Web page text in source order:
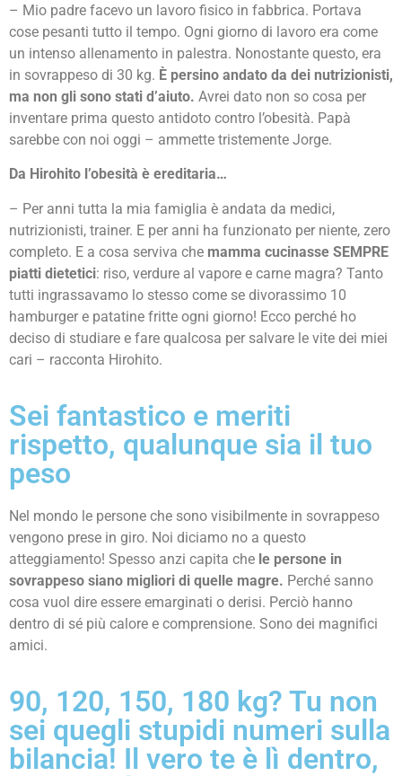
– Mio padre facevo un lavoro fisico in fabbrica. Portava
cose pesanti tutto il tempo. Ogni giorno di lavoro era come
un intenso allenamento in palestra. Nonostante questo, era
in sovrappeso di 30 kg. È persino andato da dei nutrizionisti,
ma non gli sono stati d’aiuto. Avrei dato non so cosa per
inventare prima questo antidoto contro l’obesità. Papà
sarebbe con noi oggi – ammette tristemente Jorge.
Da Hirohito l’obesità è ereditaria…
– Per anni tutta la mia famiglia è andata da medici,
nutrizionisti, trainer. E per anni ha funzionato per niente, zero
completo. E a cosa serviva che mamma cucinasse SEMPRE
piatti dietetici: riso, verdure al vapore e carne magra? Tanto
tutti ingrassavamo lo stesso come se divorassimo 10
hamburger e patatine fritte ogni giorno! Ecco perché ho
deciso di studiare e fare qualcosa per salvare le vite dei miei
cari – racconta Hirohito.
Sei fantastico e meriti
rispetto, qualunque sia il tuo
peso
Nel mondo le persone che sono visibilmente in sovrappeso
vengono prese in giro. Noi diciamo no a questo
atteggiamento! Spesso anzi capita che le persone in
sovrappeso siano migliori di quelle magre. Perché sanno
cosa vuol dire essere emarginati o derisi. Perciò hanno
dentro di sé più calore e comprensione. Sono dei magnifici
amici.
90, 120, 150, 180 kg? Tu non
sei quegli stupidi numeri sulla
bilancia! Il vero te è lì dentro,